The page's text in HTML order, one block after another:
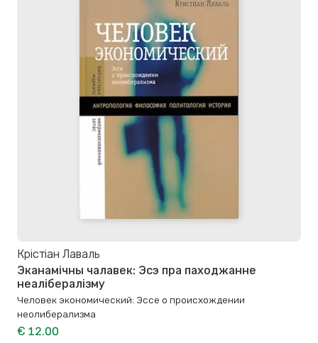
Крістіан Лаваль
Эканамічны чалавек: Эсэ пра паходжанне
неалібералізму
Человек экономический: Эссе о происхождении
неолиберализма
€ 12.00